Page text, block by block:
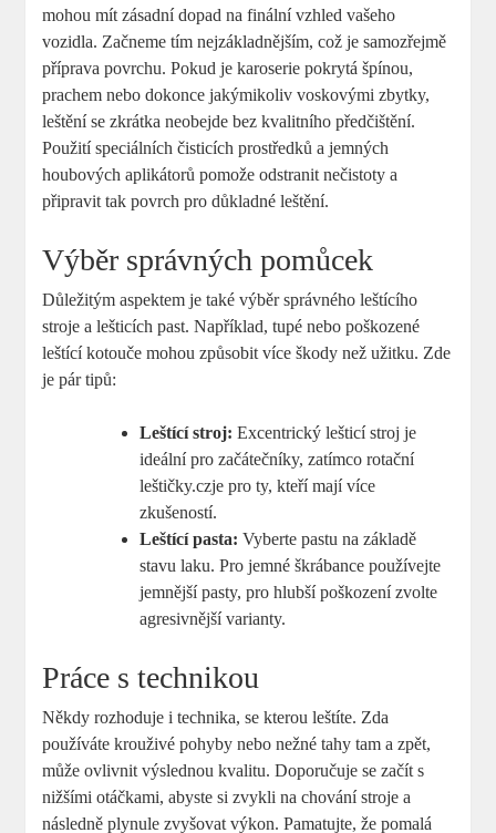
mohou mít zásadní dopad na finální vzhled vašeho
vozidla. Začneme tím nejzákladnějším, což je samozřejmě
příprava povrchu. Pokud je karoserie pokrytá špínou,
prachem nebo dokonce jakýmikoliv voskovými zbytky,
leštění se zkrátka neobejde bez kvalitního předčištění.
Použití speciálních čisticích prostředků a jemných
houbových aplikátorů pomože odstranit nečistoty a
připravit tak povrch pro důkladné leštění.
Výběr správných pomůcek
Důležitým aspektem je také výběr správného leštícího
stroje a lešticích past. Například, tupé nebo poškozené
leštící kotouče mohou způsobit více škody než užitku. Zde
je pár tipů:
Leštící stroj: Excentrický lešticí stroj je
ideální pro začátečníky, zatímco rotační
leštičky.czje pro ty, kteří mají více
zkušeností.
Leštící pasta: Vyberte pastu na základě
stavu laku. Pro jemné škrábance používejte
jemnější pasty, pro hlubší poškození zvolte
agresivnější varianty.
Práce s technikou
Někdy rozhoduje i technika, se kterou leštíte. Zda
používáte krouživé pohyby nebo nežné tahy tam a zpět,
může ovlivnit výslednou kvalitu. Doporučuje se začít s
nižšími otáčkami, abyste si zvykli na chování stroje a
následně plynule zvyšovat výkon. Pamatujte, že pomalá